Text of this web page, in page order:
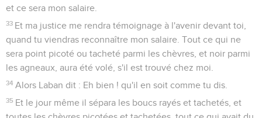
et ce sera mon salaire.
33 Et ma justice me rendra témoignage à l'avenir devant toi,
quand tu viendras reconnaître mon salaire. Tout ce qui ne
sera point picoté ou tacheté parmi les chèvres, et noir parmi
les agneaux, aura été volé, s'il est trouvé chez moi.
34 Alors Laban dit : Eh bien ! qu'il en soit comme tu dis.
35 Et le jour même il sépara les boucs rayés et tachetés, et